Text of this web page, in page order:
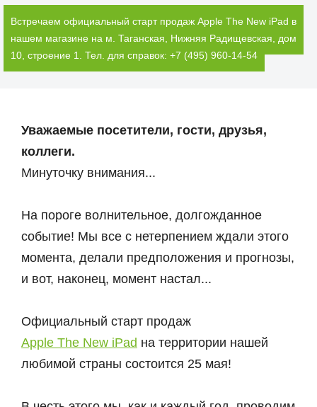
Встречаем официальный старт продаж Apple The New iPad в
нашем магазине на м. Таганская, Нижняя Радищевская, дом
10, строение 1. Тел. для справок: +7 (495) 960-14-54
Уважаемые посетители, гости, друзья,
коллеги.
Минуточку внимания...
На пороге волнительное, долгожданное
событие! Мы все с нетерпением ждали этого
момента, делали предположения и прогнозы,
и вот, наконец, момент настал...
Официальный старт продаж
Apple The New iPad на территории нашей
любимой страны состоится 25 мая!